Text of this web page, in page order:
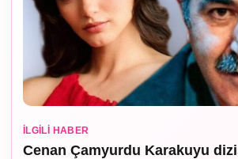
İLGILI HABER
Cenan Çamyurdu Karakuyu